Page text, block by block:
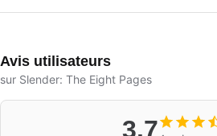
Avis utilisateurs
sur Slender: The Eight Pages
3.7